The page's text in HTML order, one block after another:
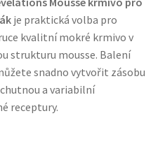
— Italské krmivo s
a přirozené složení
je praktická volba pro
kvalitní mokré krmivo v
strukturu mousse. Balení
snadno vytvořit zásobu
a variabilní
receptury.